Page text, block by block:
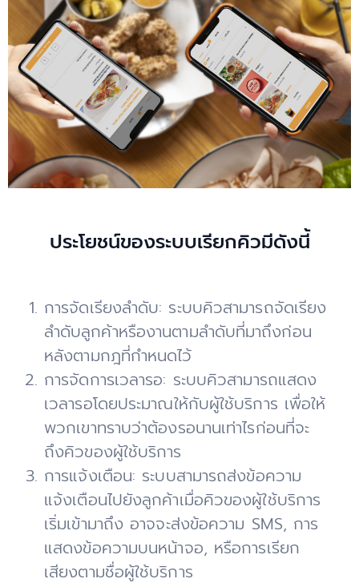
ประโยชน์ของระบบเรียกคิวมีดังนี้
การจัดเรียงลำดับ: ระบบคิวสามารถจัดเรียง
ลำดับลูกค้าหรืองานตามลำดับที่มาถึงก่อน
หลังตามกฎที่กำหนดไว้
การจัดการเวลารอ: ระบบคิวสามารถแสดง
เวลารอโดยประมาณให้กับผู้ใช้บริการ เพื่อให้
พวกเขาทราบว่าต้องรอนานเท่าไรก่อนที่จะ
ถึงคิวของผู้ใช้บริการ
การแจ้งเตือน: ระบบสามารถส่งข้อความ
แจ้งเตือนไปยังลูกค้าเมื่อคิวของผู้ใช้บริการ
เริ่มเข้ามาถึง อาจจะส่งข้อความ SMS, การ
แสดงข้อความบนหน้าจอ, หรือการเรียก
เสียงตามชื่อผู้ใช้บริการ